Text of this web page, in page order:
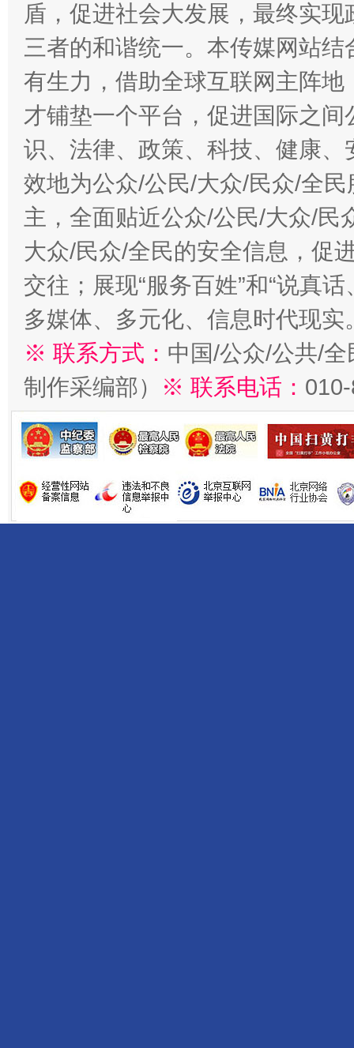
盾，促进社会大发展，最终实
三者的和谐统一。本传媒网站
有生力，借助全球互联网主阵
才铺垫一个平台，促进国际之
识、法律、政策、科技、健康
效地为公众/公民/大众/民众/全
主，全面贴近公众/公民/大众/民
大众/民众/全民的安全信息，促
交往；展现“服务百姓”和“说真
多媒体、多元化、信息时代现实
※ 联系方式： 中国/公众/公共/
制作采编部）
※ 联系电话：